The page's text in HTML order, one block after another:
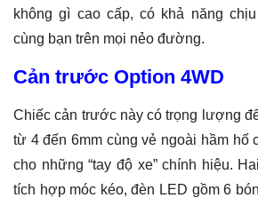
không gì cao cấp, có khả năng
cùng bạn trên mọi nẻo đường.
Cản trước Option 4WD
Chiếc cản trước này có trọng lượng
từ 4 đến 6mm cùng vẻ ngoài hầm hố
cho những “tay độ xe” chính hiệu.
tích hợp móc kéo, đèn LED gồm 6